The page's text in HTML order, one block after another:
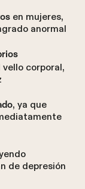
en mujeres,
anormal
corporal,
, ya que
de depresión